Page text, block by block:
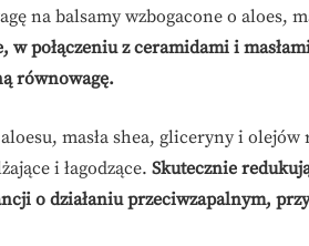
na balsamy wzbogacone o aloes,
połączeniu z ceramidami i
równowagę.
masła shea, gliceryny i
i łagodzące. Skutecznie
o działaniu przeciwzapalnym,